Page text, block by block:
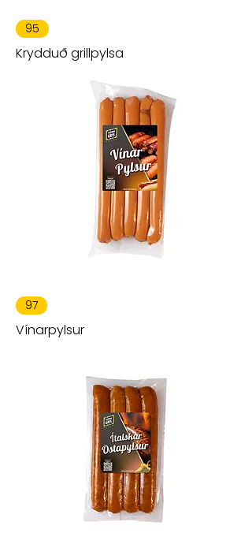
95
Krydduð grillpylsa
97
Vínarpylsur